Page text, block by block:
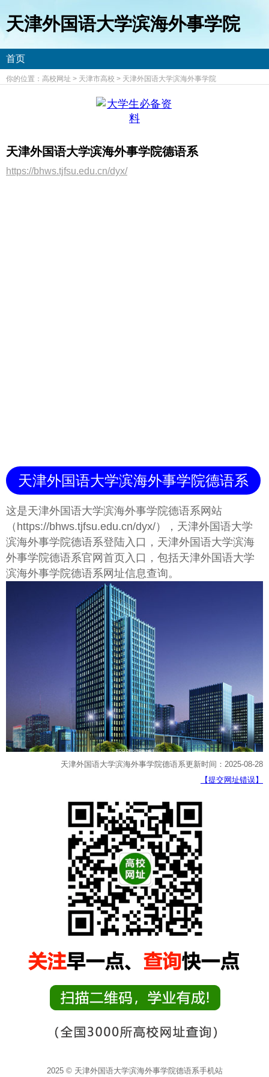
天津外国语大学滨海外事学院
首页
你的位置： 高校网址 > 天津市高校 > 天津外国语大学滨海外事学院
天津外国语大学滨海外事学院德语系
https://bhws.tjfsu.edu.cn/dyx/
天津外国语大学滨海外事学院德语系
这是天津外国语大学滨海外事学院德语系网站
（https://bhws.tjfsu.edu.cn/dyx/），天津外国语大学
滨海外事学院德语系登陆入口，天津外国语大学滨海
外事学院德语系官网首页入口，包括天津外国语大学
滨海外事学院德语系网址信息查询。
天津外国语大学滨海外事学院德语系更新时间：2025-08-28
【提交网址错误】
2025 © 天津外国语大学滨海外事学院德语系手机站